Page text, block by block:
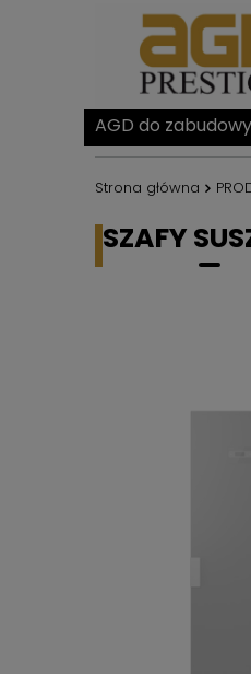
AGD do zabudowy
Strona główna
SZAFY